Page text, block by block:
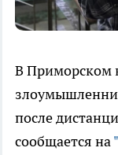
В Приморском
после
сообщается на